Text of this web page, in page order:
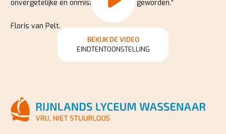
onvergetelijke en onmisbare ervaring geworden.”
Floris van Pelt.
BEKIJK DE VIDEO
EINDTENTOONSTELLING